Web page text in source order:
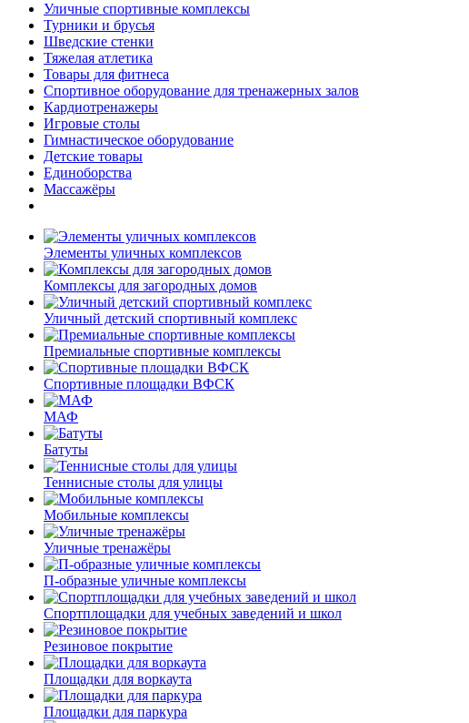
Уличные спортивные комплексы
Турники и брусья
Шведские стенки
Тяжелая атлетика
Товары для фитнеса
Спортивное оборудование для тренажерных залов
Кардиотренажеры
Игровые столы
Гимнастическое оборудование
Детские товары
Единоборства
Массажёры
Элементы уличных комплексов
Комплексы для загородных домов
Уличный детский спортивный комплекс
Премиальные спортивные комплексы
Спортивные площадки ВФСК
МАФ
Батуты
Теннисные столы для улицы
Мобильные комплексы
Уличные тренажёры
П-образные уличные комплексы
Спортплощадки для учебных заведений и школ
Резиновое покрытие
Площадки для воркаута
Площадки для паркура